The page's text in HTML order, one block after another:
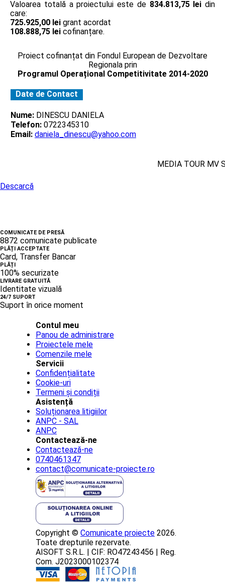
Valoarea totală a proiectului este de 834.813,75 lei din
care:
725.925,00 lei grant acordat
108.888,75 lei cofinanțare.
Proiect cofinanțat din Fondul European de Dezvoltare
Regionala prin
Programul Operațional Competitivitate 2014-2020
Date de Contact
Nume: DINESCU DANIELA
Telefon: 0722345310
Email: daniela_dinescu@yahoo.com
MEDIA TOUR MV
Descarcă
COMUNICATE DE PRESĂ
8872 comunicate publicate
PLĂȚI ACCEPTATE
Card, Transfer Bancar
PLĂȚI
100% securizate
LIVRARE GRATUITĂ
Identitate vizuală
24/7 SUPORT
Suport în orice moment
Contul meu
Panou de administrare
Proiectele mele
Comenzile mele
Servicii
Confidențialitate
Cookie-uri
Termeni și condiții
Asistență
Soluționarea litigiilor
ANPC - SAL
ANPC
Contactează-ne
Contactează-ne
0740461347
contact@comunicate-proiecte.ro
Copyright © Comunicate proiecte 2026.
Toate drepturile rezervate.
AISOFT S.R.L. | CIF: RO47243456 | Reg.
Com. J2023000102374